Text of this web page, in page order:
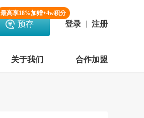
最高享18%加赠+4w积分
预存 登录 注册
关于我们 合作加盟